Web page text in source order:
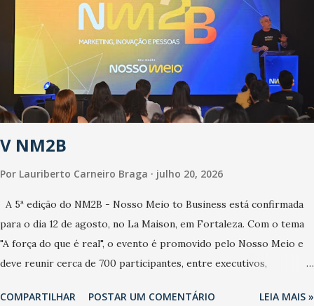
estamos vivendo uma epidemia comum, como temos em todos os
anos, com aumento de casos de dengue, influenza ou H1N1. Trata-
se de uma epidemia com um vírus diferente, com um poder de
contaminação maior que outros coronavírus”, apontou o
secretário. Segundo ele, é uma epidemia com chance de
contaminação alta, podendo gerar um grande risco à população e
ao sistema de saúde. “Precisamos saber fazer a estratificação do
risco da doença, para não so...
V NM2B
Por Lauriberto Carneiro Braga julho 20, 2026
A 5ª edição do NM2B - Nosso Meio to Business está confirmada
para o dia 12 de agosto, no La Maison, em Fortaleza. Com o tema
"A força do que é real", o evento é promovido pelo Nosso Meio e
deve reunir cerca de 700 participantes, entre executivos,
Desde 2022, o NM2B consolidou-se como um dos principais
COMPARTILHAR POSTAR UM COMENTÁRIO LEIA MAIS »